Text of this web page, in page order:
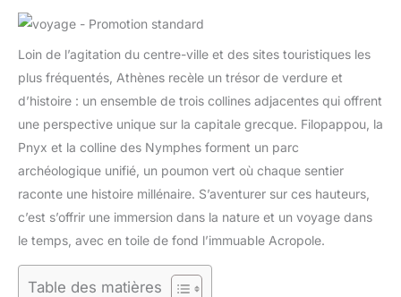
Loin de l’agitation du centre-ville et des sites touristiques les
plus fréquentés, Athènes recèle un trésor de verdure et
d’histoire : un ensemble de trois collines adjacentes qui offrent
une perspective unique sur la capitale grecque. Filopappou, la
Pnyx et la colline des Nymphes forment un parc
archéologique unifié, un poumon vert où chaque sentier
raconte une histoire millénaire. S’aventurer sur ces hauteurs,
c’est s’offrir une immersion dans la nature et un voyage dans
le temps, avec en toile de fond l’immuable Acropole.
Table des matières